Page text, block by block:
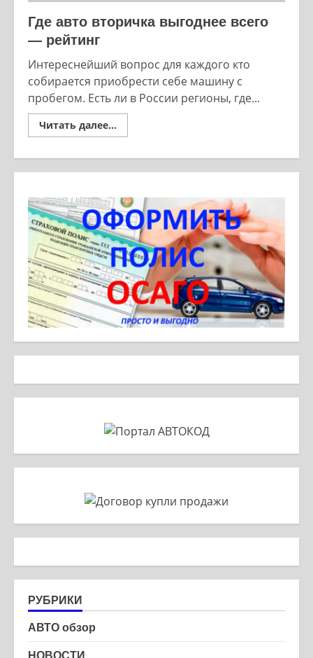
Где авто вторичка выгоднее всего
— рейтинг
Интереснейший вопрос для каждого кто
собирается приобрести себе машину с
пробегом. Есть ли в России регионы, где...
Читать далее...
more
вторичка
—
рейтинг
РУБРИКИ
АВТО обзор
НОВОСТИ